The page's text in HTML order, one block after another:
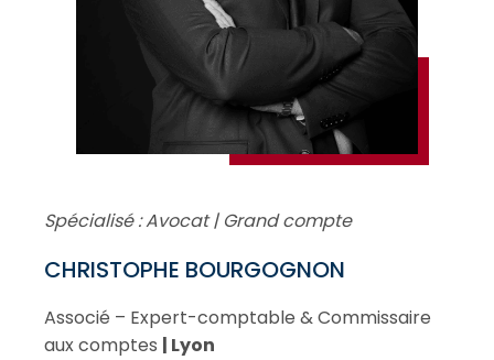
Spécialisé : Avocat | Grand compte
CHRISTOPHE BOURGOGNON
Associé – Expert-comptable & Commissaire
aux comptes | Lyon